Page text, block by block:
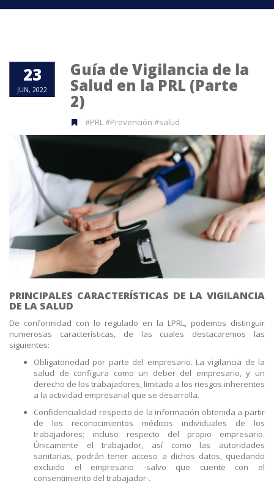
23
JUN, 2022
Guía de Vigilancia de la
Salud en la PRL (Parte
2)
#PRL #Prevención #salud
PRINCIPALES CARACTERÍSTICAS DE LA VIGILANCIA
DE LA SALUD
De conformidad con lo regulado en la LPRL, podemos distinguir
numerosas características, de las cuales destacaremos las
siguientes:
Obligatoriedad por parte del empresario. La vigilancia de la
salud de configura como un deber del empresario, y un
derecho de los trabajadores, limitado a los riesgos inherentes
a la actividad empresarial que se desarrolla.
Confidencialidad respecto de la información obtenida a partir
de los reconocimientos médicos individuales de los
trabajadores; incluso respecto del propio empresario.
Únicamente el trabajador, así como las autoridades
sanitarias, podrán tener acceso a dichos datos, quedando
excluido el empresario -salvo que cuente con el
consentimiento del trabajador-.